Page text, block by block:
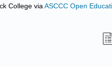
College viaASCCC Open